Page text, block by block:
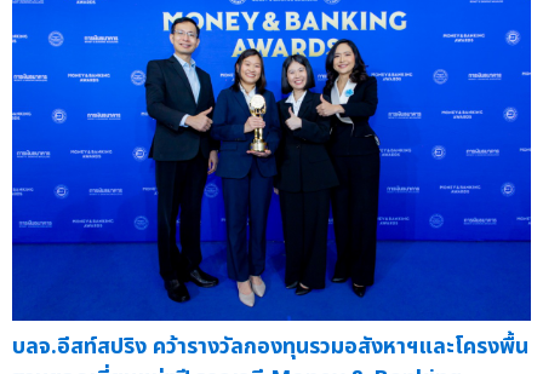
บลจ.อีสท์สปริง คว้ารางวัลกองทุนรวมอสังหาฯและโครงพื้น